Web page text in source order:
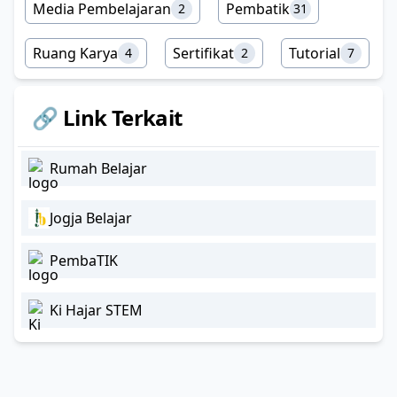
Media Pembelajaran 2 Pembatik 31
Ruang Karya 4 Sertifikat 2 Tutorial 7
🔗 Link Terkait
Rumah Belajar
Jogja Belajar
PembaTIK
Ki Hajar STEM